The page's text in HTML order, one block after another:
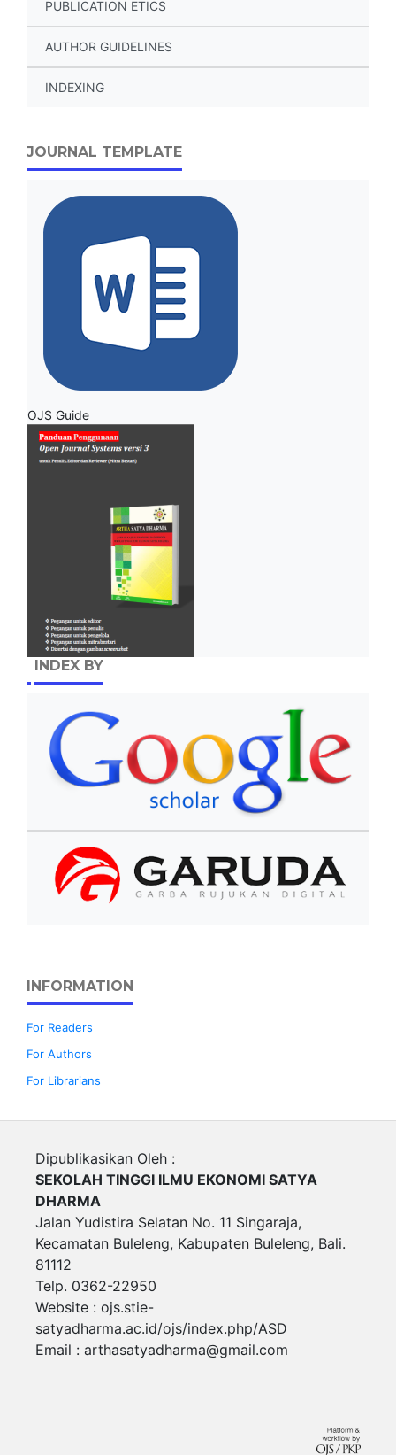
PUBLICATION ETICS
AUTHOR GUIDELINES
INDEXING
JOURNAL TEMPLATE
OJS Guide
INDEX BY
INFORMATION
For Readers
For Authors
For Librarians
Dipublikasikan Oleh :
SEKOLAH TINGGI ILMU EKONOMI SATYA
DHARMA
Jalan Yudistira Selatan No. 11 Singaraja,
Kecamatan Buleleng, Kabupaten Buleleng, Bali.
81112
Telp. 0362-22950
Website : ojs.stie-
satyadharma.ac.id/ojs/index.php/ASD
Email : arthasatyadharma@gmail.com